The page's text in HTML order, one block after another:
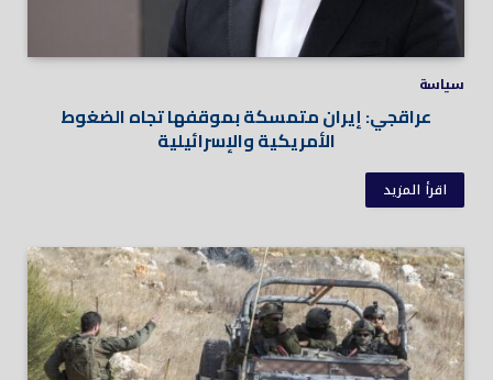
سياسة
عراقجي: إيران متمسكة بموقفها تجاه الضغوط
الأمريكية والإسرائيلية
اقرأ المزيد